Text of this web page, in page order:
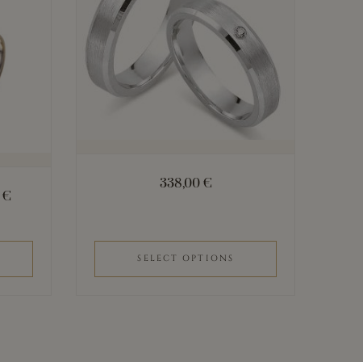
€
338,00 €
SELECT OPTIONS